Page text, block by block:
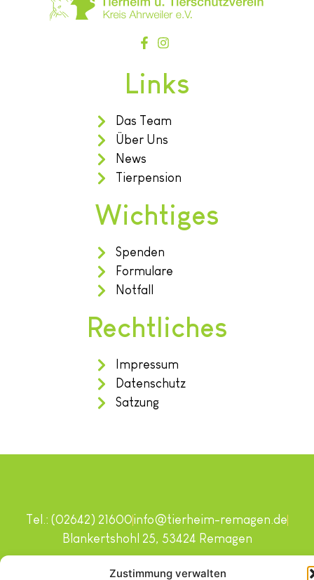
Zustimmung verwalten
Links
Das Team
Über Uns
News
Tierpension
Wichtiges
Spenden
Formulare
Notfall
Rechtliches
Impressum
Datenschutz
Satzung
Copyright © 2024. Alle Rechte vorbehalten.
Tel.: (02642) 21600info@tierheim-remagen.de
Blankertshohl 25, 53424 Remagen